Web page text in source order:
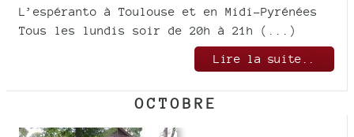
L’espéranto à Toulouse et en Midi-Pyrénées
Tous les lundis soir de 20h à 21h (...)
Lire la suite..
OCTOBRE